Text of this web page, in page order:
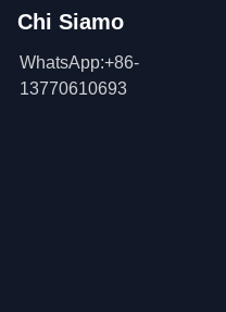
Chi Siamo
WhatsApp:+86-
13770610693